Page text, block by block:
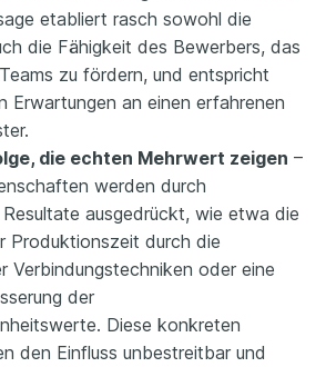
etabliert rasch sowohl die
die Fähigkeit des Bewerbers, das
zu fördern, und entspricht
Erwartungen an einen erfahrenen
die echten Mehrwert zeigen –
werden durch
ausgedrückt, wie etwa die
Produktionszeit durch die
Verbindungstechniken oder eine
der
Diese konkreten
den Einfluss unbestreitbar und